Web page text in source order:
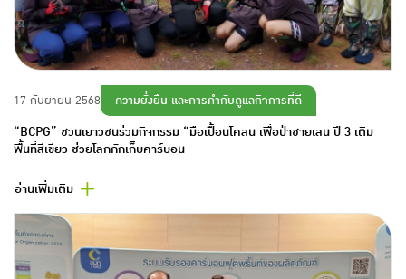
17 กันยายน 2568 ความยั่งยืน และการกำกับดูแลกิจการที่ดี
“BCPG” ชวนเยาวชนร่วมกิจกรรม “มือเปื้อนโคลน เพื่อป่าชายเลน ปี 3 เติม
พื้นที่สีเขียว ช่วยโลกกักเก็บคาร์บอน
อ่านเพิ่มเติม